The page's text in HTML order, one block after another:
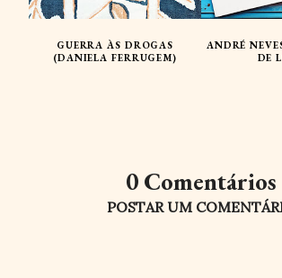
GUERRA ÀS DROGAS
(DANIELA FERRUGEM)
ANDRÉ
DE
0 Comentários
POSTAR UM